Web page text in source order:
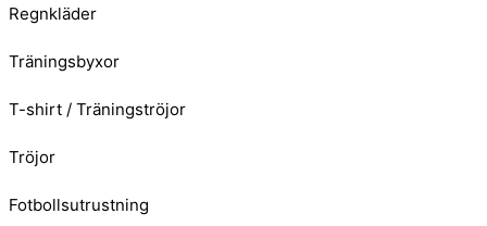
Regnkläder
Träningsbyxor
T-shirt / Träningströjor
Tröjor
Fotbollsutrustning